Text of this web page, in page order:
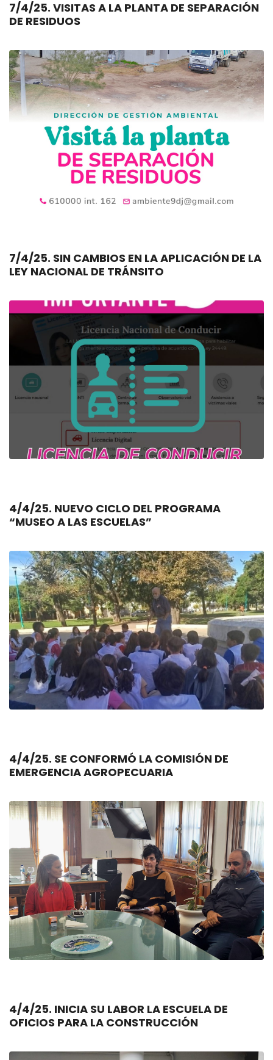
7/4/25. VISITAS A LA PLANTA DE SEPARACIÓN
DE RESIDUOS
7/4/25. SIN CAMBIOS EN LA APLICACIÓN DE LA
LEY NACIONAL DE TRÁNSITO
4/4/25. NUEVO CICLO DEL PROGRAMA
“MUSEO A LAS ESCUELAS”
4/4/25. SE CONFORMÓ LA COMISIÓN DE
EMERGENCIA AGROPECUARIA
4/4/25. INICIA SU LABOR LA ESCUELA DE
OFICIOS PARA LA CONSTRUCCIÓN